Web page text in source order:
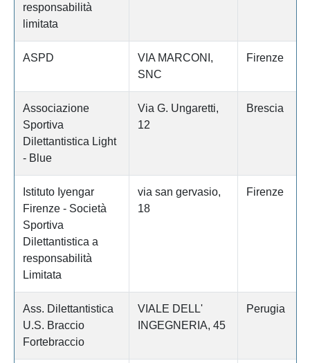
responsabilità
limitata
ASPD
VIA MARCONI,
SNC
Firenze
Associazione
Sportiva
Dilettantistica Light
- Blue
Via G. Ungaretti,
12
Brescia
Istituto Iyengar
Firenze - Società
Sportiva
Dilettantistica a
responsabilità
Limitata
via san gervasio,
18
Firenze
Ass. Dilettantistica
U.S. Braccio
Fortebraccio
VIALE DELL'
INGEGNERIA, 45
Perugia